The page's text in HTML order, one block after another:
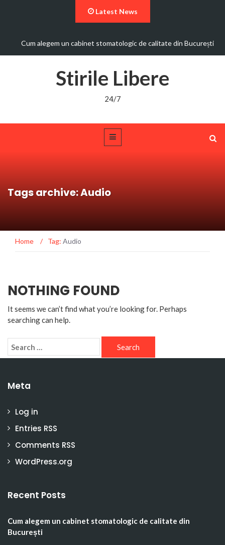
Latest News
Cum alegem un cabinet stomatologic de calitate din București
Stirile Libere
24/7
Tags archive: Audio
Home / Tag: Audio
NOTHING FOUND
It seems we can’t find what you’re looking for. Perhaps
searching can help.
Meta
Log in
Entries RSS
Comments RSS
WordPress.org
Recent Posts
Cum alegem un cabinet stomatologic de calitate din
București